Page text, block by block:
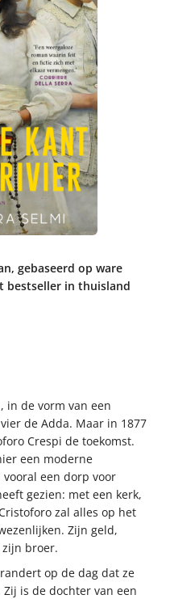
gebaseerd op ware
bestseller in thuisland
in de vorm van een
de Adda. Maar in 1877
Crespi de toekomst.
een moderne
een dorp voor
gezien: met een kerk,
zal alles op het
Zijn geld,
broer.
op de dag dat ze
is de dochter van een